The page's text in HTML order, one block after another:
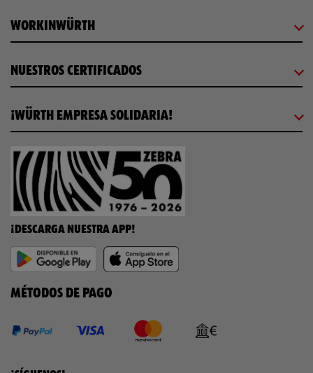
WORKINWÜRTH
NUESTROS CERTIFICADOS
¡WÜRTH EMPRESA SOLIDARIA!
¡DESCARGA NUESTRA APP!
MÉTODOS DE PAGO